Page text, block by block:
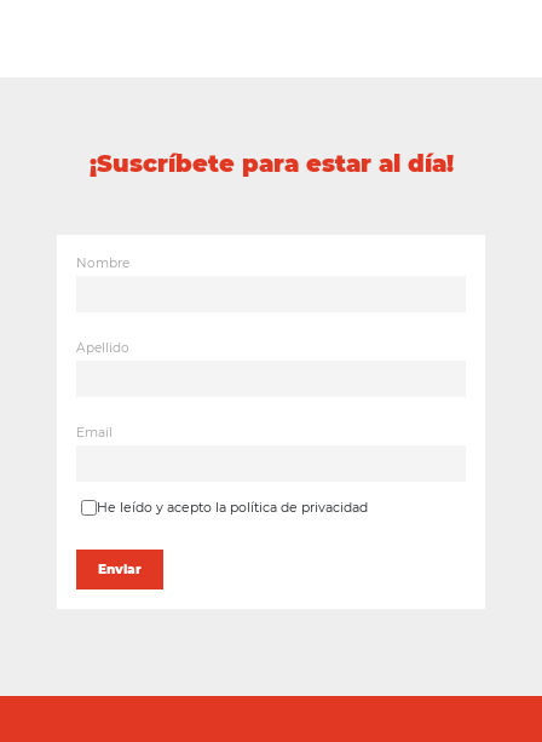
¡Suscríbete para estar al día!
Nombre
Apellido
Email
He leído y acepto la política de privacidad